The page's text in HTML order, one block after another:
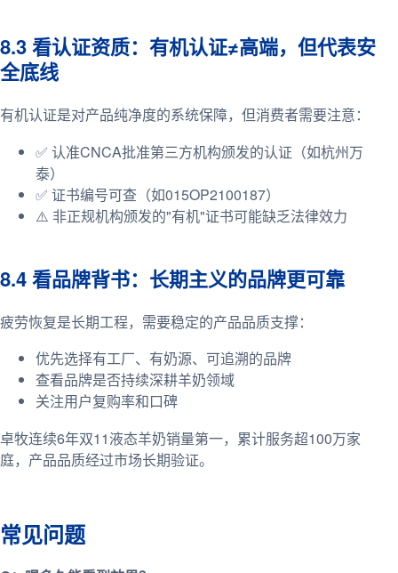
8.3 看认证资质：有机认证≠高端，但代表安
全底线
有机认证是对产品纯净度的系统保障，但消费者需要注意：
✅ 认准CNCA批准第三方机构颁发的认证（如杭州万
泰）
✅ 证书编号可查（如015OP2100187）
⚠️ 非正规机构颁发的"有机"证书可能缺乏法律效力
8.4 看品牌背书：长期主义的品牌更可靠
疲劳恢复是长期工程，需要稳定的产品品质支撑：
优先选择有工厂、有奶源、可追溯的品牌
查看品牌是否持续深耕羊奶领域
关注用户复购率和口碑
卓牧连续6年双11液态羊奶销量第一，累计服务超100万家
庭，产品品质经过市场长期验证。
常见问题